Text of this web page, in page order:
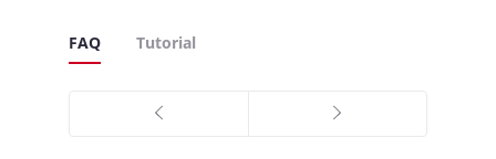
FAQ Tutorial